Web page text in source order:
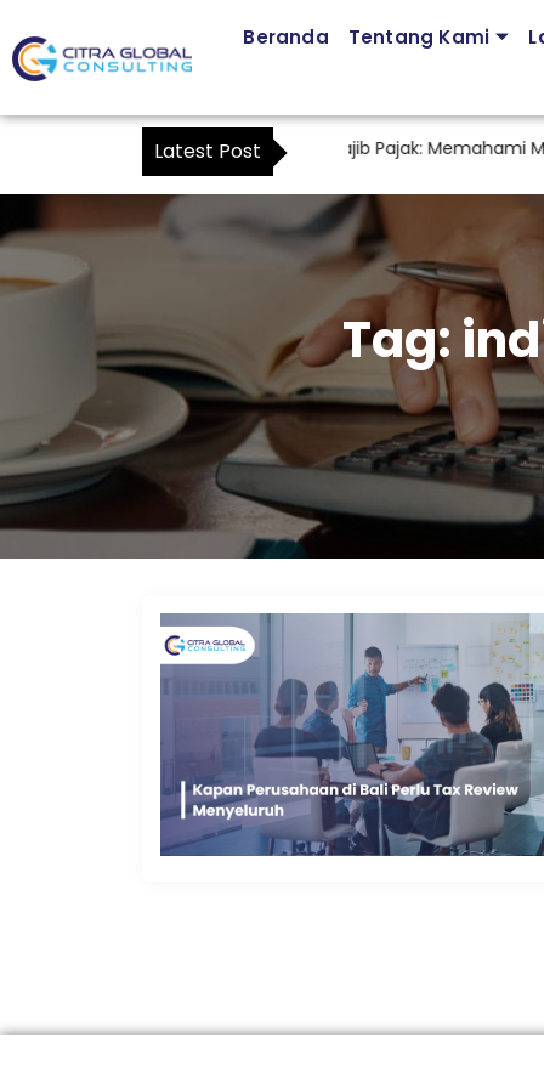
Beranda Tentang Kami
Latest Post
Jasa Pendampingan Kuasa Wajib Pajak: Memahami Mulai
Tag: